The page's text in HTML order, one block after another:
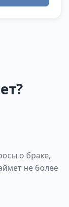
о браке,
не более